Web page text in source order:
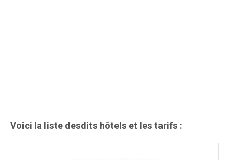
Voici la liste desdits hôtels et les tarifs :